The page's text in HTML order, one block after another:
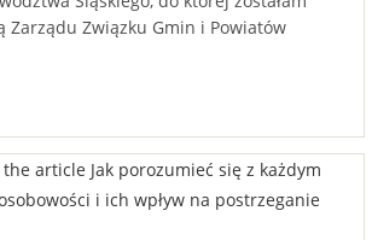
Zarządu Związku Gmin i Powiatów